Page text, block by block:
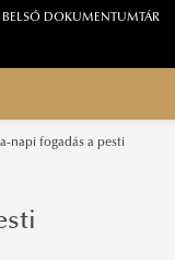
BELSŐ DOKUMENTUMTÁR
napi fogadás a pesti